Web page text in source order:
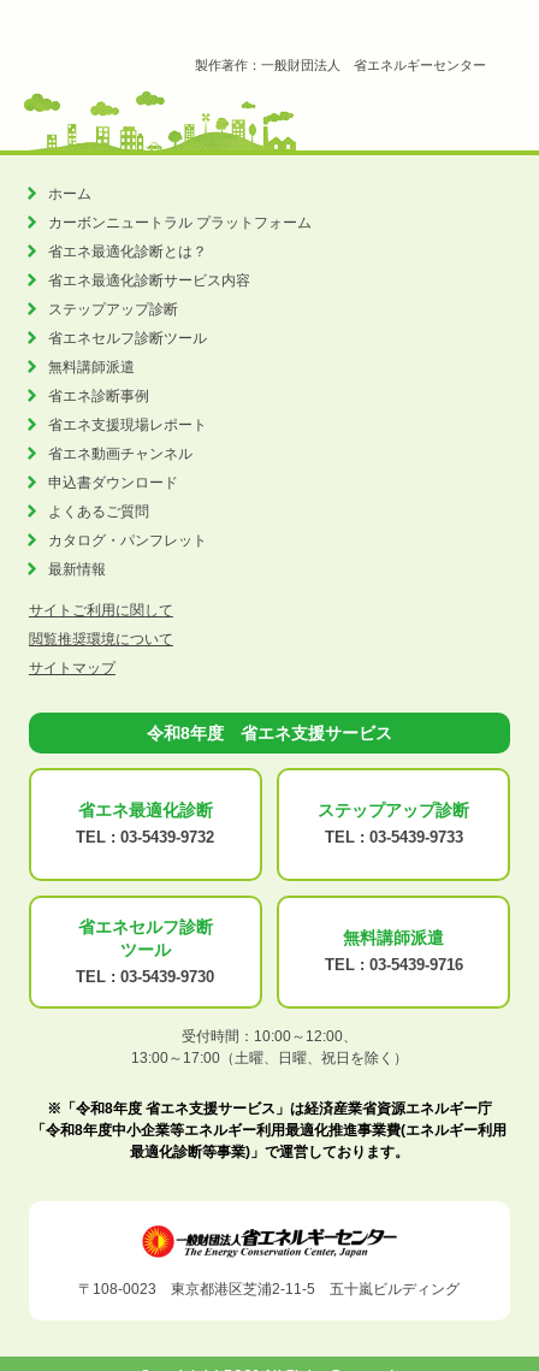
製作著作：一般財団法人 省エネルギーセンター
ホーム
カーボンニュートラル プラットフォーム
省エネ最適化診断とは？
省エネ最適化診断サービス内容
ステップアップ診断
省エネセルフ診断ツール
無料講師派遣
省エネ診断事例
省エネ支援現場レポート
省エネ動画チャンネル
申込書ダウンロード
よくあるご質問
カタログ・パンフレット
最新情報
サイトご利用に関して
閲覧推奨環境について
サイトマップ
令和8年度 省エネ支援サービス
省エネ最適化診断
TEL : 03-5439-9732
ステップアップ診断
TEL : 03-5439-9733
省エネセルフ診断
ツール
TEL : 03-5439-9730
無料講師派遣
TEL : 03-5439-9716
受付時間：10:00～12:00、
13:00～17:00（土曜、日曜、祝日を除く）
※「令和8年度 省エネ支援サービス」は経済産業省資源エネルギー庁
「令和8年度中小企業等エネルギー利用最適化推進事業費(エネルギー利用
最適化診断等事業)」で運営しております。
〒108-0023 東京都港区芝浦2-11-5 五十嵐ビルディング